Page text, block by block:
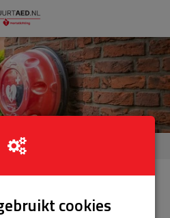
cookies